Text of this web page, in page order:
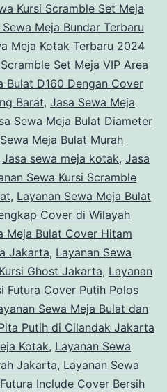
Kursi Scramble Set Meja
Meja Bundar Terbaru
Meja Kotak Terbaru 2024
Set Meja VIP Area
Bulat D160 Dengan Cover
Barat, Jasa Sewa Meja
Sewa Meja Bulat Diameter
Meja Bulat Murah
Jasa sewa meja kotak, Jasa
Sewa Kursi Scramble
, Layanan Sewa Meja Bulat
Cover di Wilayah
Meja Bulat Cover Hitam
Jakarta, Layanan Sewa
Ghost Jakarta, Layanan
Futura Cover Putih Polos
Sewa Meja Bulat dan
Putih di Cilandak Jakarta
Kotak, Layanan Sewa
Jakarta, Layanan Sewa
Include Cover Bersih